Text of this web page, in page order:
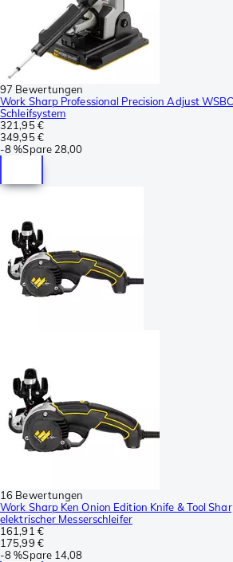
97 Bewertungen
Work Sharp Professional Precision Adjust
Schleifsystem
321,95 €
349,95 €
-8 %Spare 28,00
16 Bewertungen
Work Sharp Ken Onion Edition Knife & Tool
elektrischer Messerschleifer
161,91 €
175,99 €
-8 %Spare 14,08